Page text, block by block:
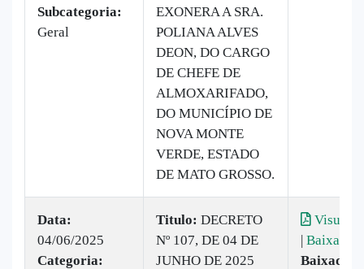
Subcategoria:
Geral
EXONERA A SRA.
POLIANA ALVES
DEON, DO CARGO
DE CHEFE DE
ALMOXARIFADO,
DO MUNICÍPIO DE
NOVA MONTE
VERDE, ESTADO
DE MATO GROSSO.
Data:
04/06/2025
Categoria:
Titulo: DECRETO
Nº 107, DE 04 DE
JUNHO DE 2025
| Baixar
Baixado: